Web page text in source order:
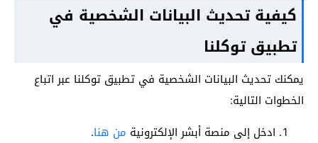
كيفية تحديث البيانات الشخصية في
تطبيق توكلنا
يمكنك تحديث البيانات الشخصية في تطبيق توكلنا عبر اتباع
الخطوات التالية:
ادخل إلى منصة أبشر الإلكترونية من هنا.